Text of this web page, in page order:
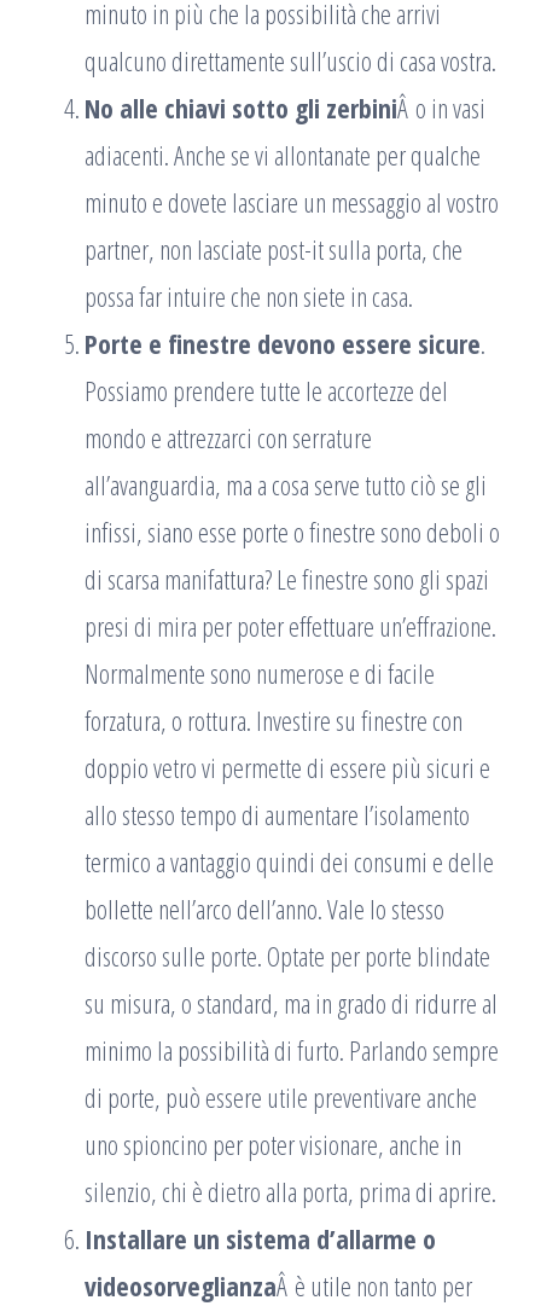
minuto in più che la possibilità che arrivi
qualcuno direttamente sull’uscio di casa vostra.
No alle chiavi sotto gli zerbiniÂ o in vasi
adiacenti. Anche se vi allontanate per qualche
minuto e dovete lasciare un messaggio al vostro
partner, non lasciate post-it sulla porta, che
possa far intuire che non siete in casa.
Porte e finestre devono essere sicure.
Possiamo prendere tutte le accortezze del
mondo e attrezzarci con serrature
all’avanguardia, ma a cosa serve tutto ciò se gli
infissi, siano esse porte o finestre sono deboli o
di scarsa manifattura? Le finestre sono gli spazi
presi di mira per poter effettuare un’effrazione.
Normalmente sono numerose e di facile
forzatura, o rottura. Investire su finestre con
doppio vetro vi permette di essere più sicuri e
allo stesso tempo di aumentare l’isolamento
termico a vantaggio quindi dei consumi e delle
bollette nell’arco dell’anno. Vale lo stesso
discorso sulle porte. Optate per porte blindate
su misura, o standard, ma in grado di ridurre al
minimo la possibilità di furto. Parlando sempre
di porte, può essere utile preventivare anche
uno spioncino per poter visionare, anche in
silenzio, chi è dietro alla porta, prima di aprire.
Installare un sistema d’allarme o
videosorveglianzaÂ è utile non tanto per